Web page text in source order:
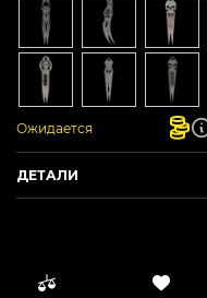
Ожидается
ДЕТАЛИ
Бонусные баллы: